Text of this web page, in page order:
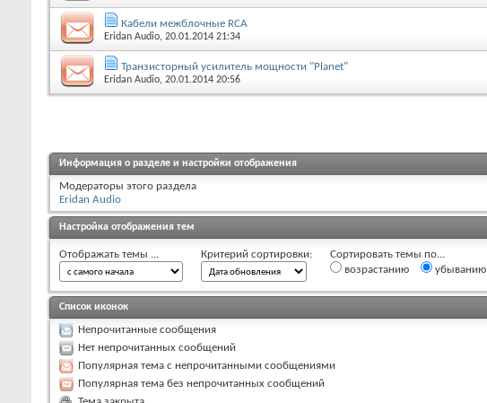
Кабели межблочные RCA
Eridan Audio, 20.01.2014 21:34
Транзисторный усилитель мощности "Planet"
Eridan Audio, 20.01.2014 20:56
Информация о разделе и настройки отображения
Модераторы этого раздела
Eridan Audio
Настройка отображения тем
Отображать темы ... Критерий сортировки:
Сортировать темы по...
возрастанию
убыванию
Список иконок
Непрочитанные сообщения
Нет непрочитанных сообщений
Популярная тема с непрочитанными сообщениями
Популярная тема без непрочитанных сообщений